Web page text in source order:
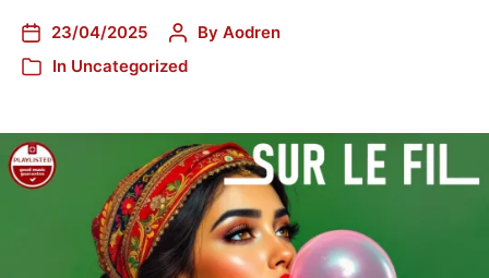
23/04/2025 By Aodren
In Uncategorized